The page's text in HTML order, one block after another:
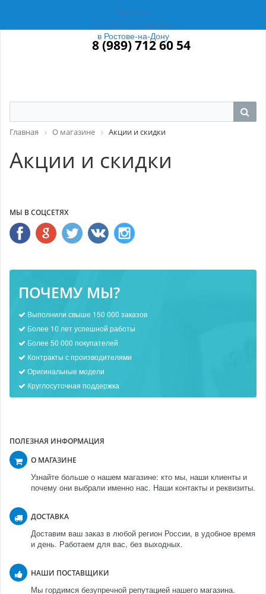
Магазин
Российский Фарфор
в Ростове-на-Дону
8 (989) 712 60 54
Главная О магазине Акции и скидки
Акции и скидки
МЫ В СОЦСЕТЯХ
ПОЧЕМУ МЫ?
Выполнили свыше 150 000 заказов
Более 10 лет успешной работы
Более 50 000 покупателей
Контракты с производителями
Оригинальные модели
Круглосуточная поддержка
ПОЛЕЗНАЯ ИНФОРМАЦИЯ
О МАГАЗИНЕ
Узнайте больше о нашем магазине: кто мы, наши клиенты и
почему они выбрали именно нас. Наши контакты и реквизиты.
ДОСТАВКА
Доставим ваш заказ в любой регион России, в удобное время
и день. Работаем для вас, без выходных.
НАШИ ПОСТАВЩИКИ
Мы гордимся безупречной репутацией нашего магазина.